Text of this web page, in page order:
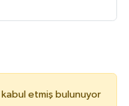
kabul etmiş bulunuyor